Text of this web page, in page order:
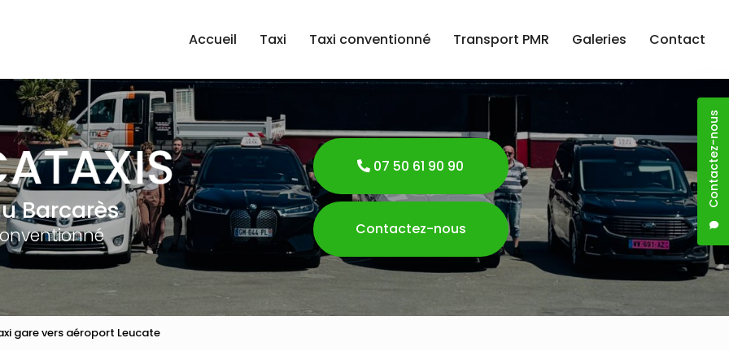
Contactez-nous
Accueil
Taxi Taxi conventionné Transport PMR Galeries Contact
Barcarès
07 50 61 90 90
Contactez-nous
gare vers aéroport Leucate